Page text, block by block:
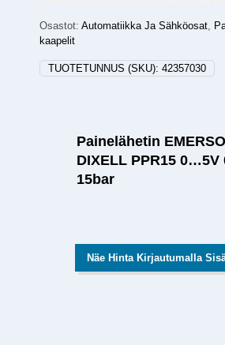
Osastot: Automatiikka Ja Sähköosat,
kaapelit
TUOTETUNNUS (SKU): 42357030
Painelähetin
DIXELL PPR15
15bar
Näe Hinta Kirjautumalla